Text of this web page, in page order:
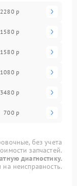
2280 р
1580 р
1580 р
1080 р
3480 р
700 р
без учета
запчастей.
диагностику.
неисправность.